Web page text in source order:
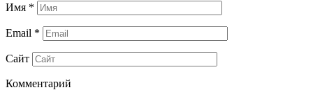
Имя *
Email *
Сайт
Комментарий